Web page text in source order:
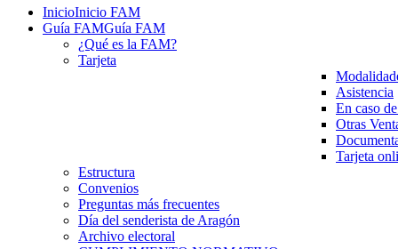
InicioInicio FAM
Guía FAMGuía FAM
¿Qué es la FAM?
Tarjeta
Asistencia
En caso
Otras
Tarjeta
Estructura
Convenios
Preguntas más frecuentes
Día del senderista de Aragón
Archivo electoral